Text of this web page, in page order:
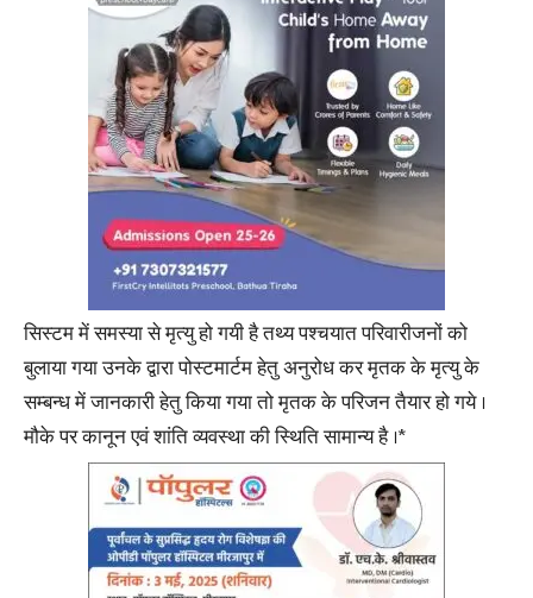
सिस्टम में समस्या से मृत्यु हो गयी है तथ्य पश्चयात परिवारीजनों को
बुलाया गया उनके द्वारा पोस्टमार्टम हेतु अनुरोध कर मृतक के मृत्यु के
सम्बन्ध में जानकारी हेतु किया गया तो मृतक के परिजन तैयार हो गये ।
मौके पर कानून एवं शांति व्यवस्था की स्थिति सामान्य है ।*